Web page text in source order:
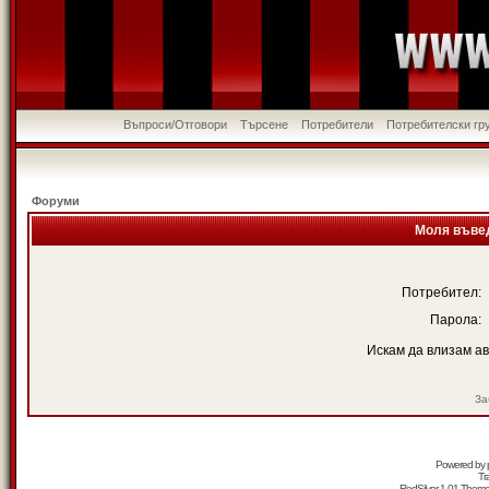
Въпроси/Отговори Търсене Потребители Потребителски
Форуми
Моля
Потребител:
Парола:
Искам да влизам
Powered by